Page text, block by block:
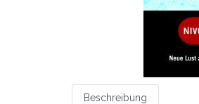
Beschreibung